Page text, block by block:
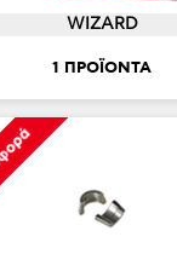
WIZARD
1 ΠΡΟΪΟΝΤΑ